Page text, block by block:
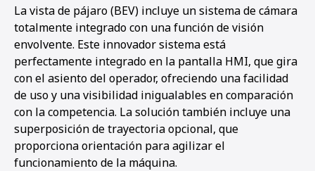
La vista de pájaro (BEV) incluye un sistema de cámara
totalmente integrado con una función de visión
envolvente. Este innovador sistema está
perfectamente integrado en la pantalla HMI, que gira
con el asiento del operador, ofreciendo una facilidad
de uso y una visibilidad inigualables en comparación
con la competencia. La solución también incluye una
superposición de trayectoria opcional, que
proporciona orientación para agilizar el
funcionamiento de la máquina.